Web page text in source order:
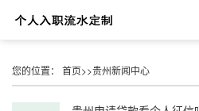
您的位置： 首页>>贵州新闻中心